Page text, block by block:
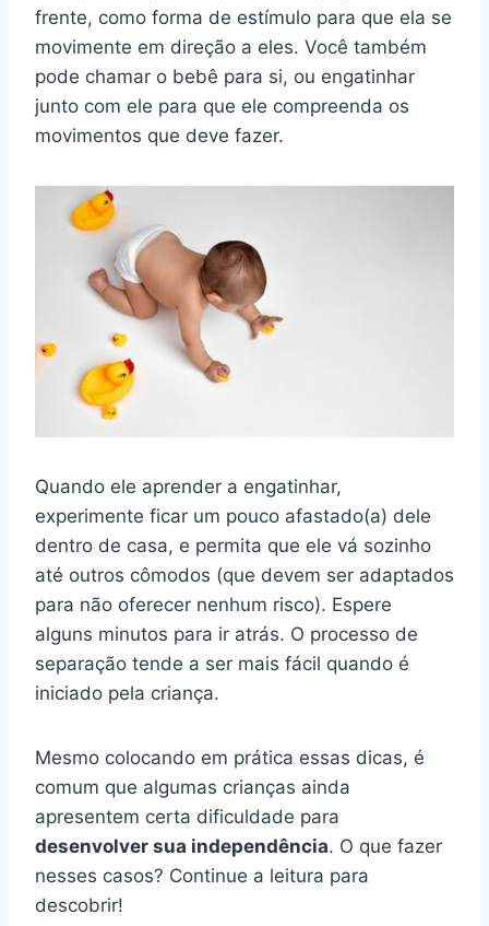
frente, como forma de estímulo para que ela se
movimente em direção a eles. Você também
pode chamar o bebê para si, ou engatinhar
junto com ele para que ele compreenda os
movimentos que deve fazer.
Quando ele aprender a engatinhar,
experimente ficar um pouco afastado(a) dele
dentro de casa, e permita que ele vá sozinho
até outros cômodos (que devem ser adaptados
para não oferecer nenhum risco). Espere
alguns minutos para ir atrás. O processo de
separação tende a ser mais fácil quando é
iniciado pela criança.
Mesmo colocando em prática essas dicas, é
comum que algumas crianças ainda
apresentem certa dificuldade para
desenvolver sua independência. O que fazer
nesses casos? Continue a leitura para
descobrir!